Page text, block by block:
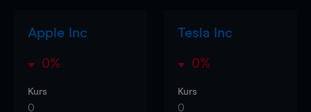
Apple Inc
0%
Kurs
0
Tesla Inc
0%
Kurs
0